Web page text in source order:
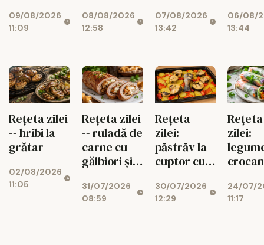
09/08/2026
11:09
diabetici,
cu fructe
08/08/2026
12:58
dovlecei și
mozzarella
07/08/2026
13:42
de
06/08/
13:44
Rețeta zilei
-- hribi la
grătar
02/08/2026
11:05
Rețeta zilei
-- ruladă de
carne cu
gălbiori și
31/07/2026
08:59
Rețeta
zilei:
păstrăv la
cuptor cu
vară
30/07/2026
12:29
Rețeta
zilei:
gata
24/07/
11:17